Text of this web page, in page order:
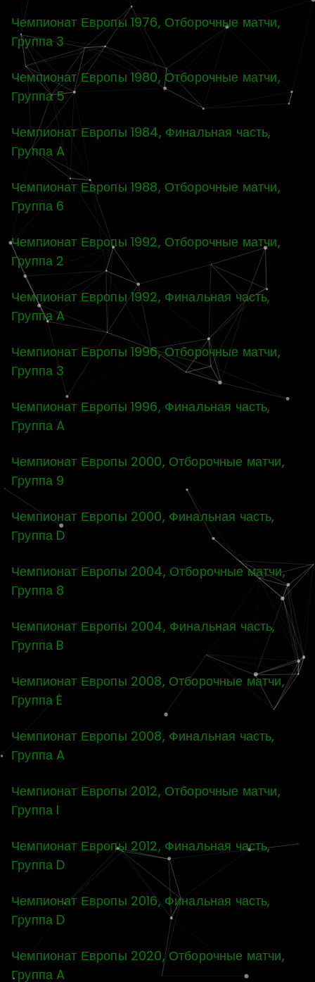
Чемпионат Европы 1976, Отборочные матчи,
Группа 3
Чемпионат Европы 1980, Отборочные матчи,
Группа 5
Чемпионат Европы 1984, Финальная часть,
Группа A
Чемпионат Европы 1988, Отборочные матчи,
Группа 6
Чемпионат Европы 1992, Отборочные матчи,
Группа 2
Чемпионат Европы 1992, Финальная часть,
Группа A
Чемпионат Европы 1996, Отборочные матчи,
Группа 3
Чемпионат Европы 1996, Финальная часть,
Группа A
Чемпионат Европы 2000, Отборочные матчи,
Группа 9
Чемпионат Европы 2000, Финальная часть,
Группа D
Чемпионат Европы 2004, Отборочные матчи,
Группа 8
Чемпионат Европы 2004, Финальная часть,
Группа B
Чемпионат Европы 2008, Отборочные матчи,
Группа E
Чемпионат Европы 2008, Финальная часть,
Группа A
Чемпионат Европы 2012, Отборочные матчи,
Группа I
Чемпионат Европы 2012, Финальная часть,
Группа D
Чемпионат Европы 2016, Финальная часть,
Группа D
Чемпионат Европы 2020, Отборочные матчи,
Группа A